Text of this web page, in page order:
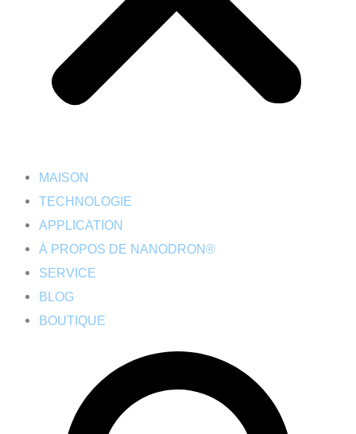
MAISON
TECHNOLOGIE
APPLICATION
À PROPOS DE NANODRON®
SERVICE
BLOG
BOUTIQUE